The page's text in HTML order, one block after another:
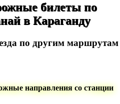
билеты по
в Караганду
по другим маршрутам
направления со станции